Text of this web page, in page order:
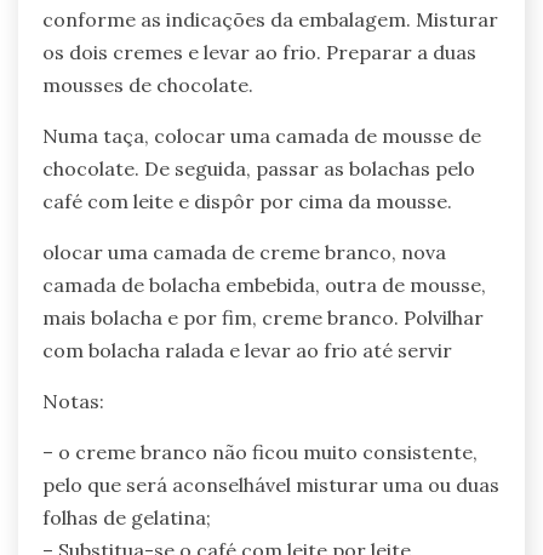
conforme as indicações da embalagem. Misturar
os dois cremes e levar ao frio. Preparar a duas
mousses de chocolate.
Numa taça, colocar uma camada de mousse de
chocolate. De seguida, passar as bolachas pelo
café com leite e dispôr por cima da mousse.
olocar uma camada de creme branco, nova
camada de bolacha embebida, outra de mousse,
mais bolacha e por fim, creme branco. Polvilhar
com bolacha ralada e levar ao frio até servir
Notas:
– o creme branco não ficou muito consistente,
pelo que será aconselhável misturar uma ou duas
folhas de gelatina;
– Substitua-se o café com leite por leite